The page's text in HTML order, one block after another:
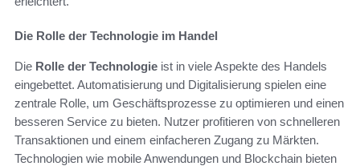
Die Rolle der Technologie im Handel
Die Rolle der Technologie ist in viele Aspekte des Handels
eingebettet. Automatisierung und Digitalisierung spielen eine
zentrale Rolle, um Geschäftsprozesse zu optimieren und einen
besseren Service zu bieten. Nutzer profitieren von schnelleren
Transaktionen und einem einfacheren Zugang zu Märkten.
Technologien wie mobile Anwendungen und Blockchain bieten